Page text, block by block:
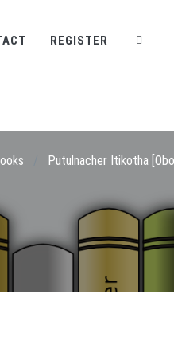
REGISTER
Putulnacher Itikotha